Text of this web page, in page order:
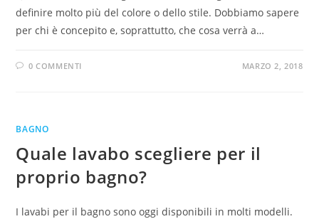
definire molto più del colore o dello stile. Dobbiamo sapere
per chi è concepito e, soprattutto, che cosa verrà a…
0 COMMENTI MARZO 2, 2018
BAGNO
Quale lavabo scegliere per il
proprio bagno?
I lavabi per il bagno sono oggi disponibili in molti modelli.